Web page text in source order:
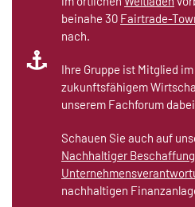
beinahe 30 Fairtrade-
nach.
Ihre Gruppe ist Mitglied
zukunftsfähigem
unserem Fachforum
Schauen Sie auch auf
Nachhaltiger Beschaffung
nachhaltigen